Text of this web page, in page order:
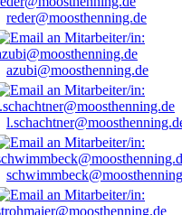
reder@moosthenning.de
azubi@moosthenning.de